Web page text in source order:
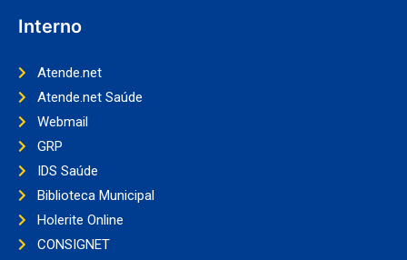
Interno
Atende.net
Atende.net Saúde
Webmail
GRP
IDS Saúde
Biblioteca Municipal
Holerite Online
CONSIGNET